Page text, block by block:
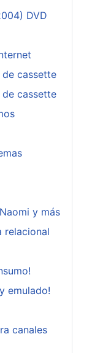
DVD
cassette
cassette
y más
relacional
emulado!
canales